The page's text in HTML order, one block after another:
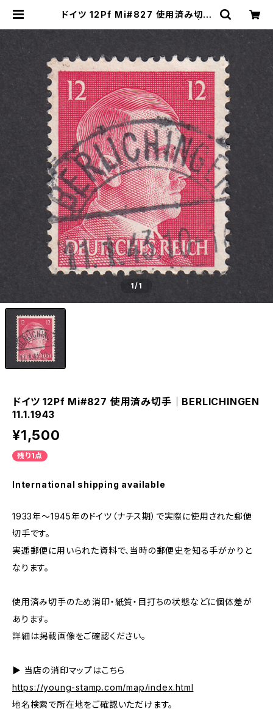
ドイツ 12Pf Mi#827 使用済み切手
ングスタンプのネットショップ | You
1/1
ドイツ 12Pf Mi#827 使用済み切手｜BERLICHINGEN
11.1.1943
¥1,500
残り1点
International shipping available
1933年～1945年のドイツ（ナチス期）で実際に使用された郵便
切手です。
実逓郵便に用いられた資料で、当時の郵便史を知る手がかりと
なります。
使用済み切手のため消印・紙質・目打ちの状態などに個体差が
あります。
詳細は掲載画像をご確認ください。
▶ 当店の消印マップはこちら
https://young-stamp.com/map/index.html
地名検索で所在地をご確認いただけます。